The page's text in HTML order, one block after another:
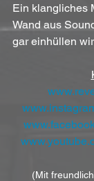
Ein klangliches
Wand aus
gar einhüllen
(Mit